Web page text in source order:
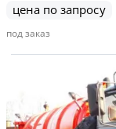
цена по запросу
под заказ